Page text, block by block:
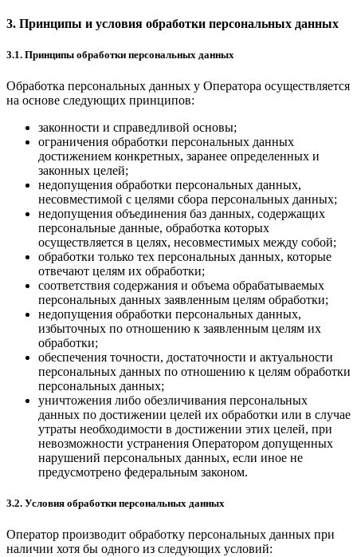
3. Принципы и условия обработки персональных данных
3.1. Принципы обработки персональных данных
Обработка персональных данных у Оператора осуществляется
на основе следующих принципов:
законности и справедливой основы;
ограничения обработки персональных данных
достижением конкретных, заранее определенных и
законных целей;
недопущения обработки персональных данных,
несовместимой с целями сбора персональных данных;
недопущения объединения баз данных, содержащих
персональные данные, обработка которых
осуществляется в целях, несовместимых между собой;
обработки только тех персональных данных, которые
отвечают целям их обработки;
соответствия содержания и объема обрабатываемых
персональных данных заявленным целям обработки;
недопущения обработки персональных данных,
избыточных по отношению к заявленным целям их
обработки;
обеспечения точности, достаточности и актуальности
персональных данных по отношению к целям обработки
персональных данных;
уничтожения либо обезличивания персональных
данных по достижении целей их обработки или в случае
утраты необходимости в достижении этих целей, при
невозможности устранения Оператором допущенных
нарушений персональных данных, если иное не
предусмотрено федеральным законом.
3.2. Условия обработки персональных данных
Оператор производит обработку персональных данных при
наличии хотя бы одного из следующих условий: